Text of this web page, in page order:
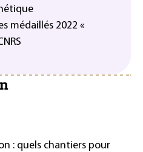
médaillés 2022 «
: quels chantiers pour